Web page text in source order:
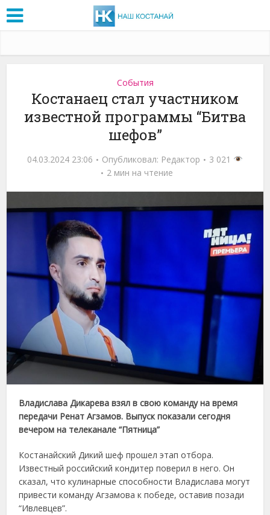
События
Костанаец стал участником
известной программы “Битва
шефов”
04.03.2024 23:06 Опубликовал: Редактор
3 021
2 мин на чтение
Владислава Дикарева взял в свою команду на время
передачи Ренат Агзамов. Выпуск показали сегодня
вечером на телеканале “Пятница”
Костанайский Дикий шеф прошел этап отбора.
Известный российский кондитер поверил в него. Он
сказал, что кулинарные способности Владислава могут
привести команду Агзамова к победе, оставив позади
“Ивлевцев”.